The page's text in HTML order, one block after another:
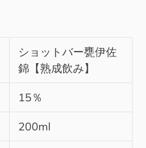
ショットバー甕伊佐
錦【熟成飲み】
15％
200ml